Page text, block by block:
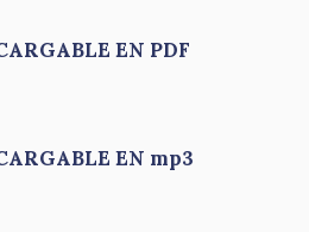
EN PDF
EN mp3